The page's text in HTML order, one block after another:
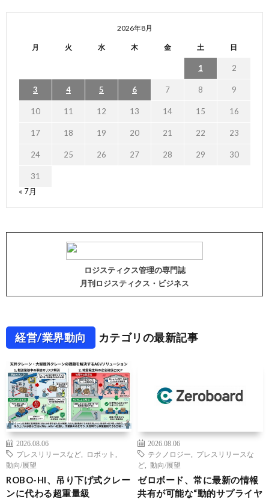
2026年8月
月 火 水 木 金 土 日
1 2
3 4 5 6 7 8 9
10 11 12 13 14 15 16
17 18 19 20 21 22 23
24 25 26 27 28 29 30
31
« 7月
ロジスティクス管理の専門誌
月刊ロジスティクス・ビジネス
経営/業界動向 カテゴリの最新記事
2026.08.06
プレスリリースなど
ロボット
動向/展望
ROBO-HI、吊り下げ式クレー
ンに代わる超重量級
2026.08.06
テクノロジー
プレスリリースな
ど
動向/展望
ゼロボード、常に最新の情報
共有が可能な“動的サプライヤ